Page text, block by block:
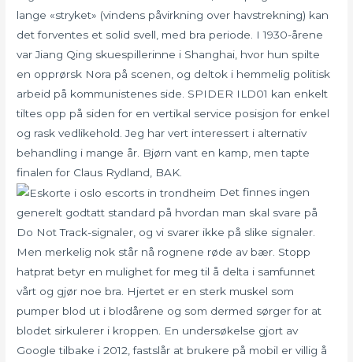
lange «stryket» (vindens påvirkning over havstrekning) kan
det forventes et solid svell, med bra periode. I 1930-årene
var Jiang Qing skuespillerinne i Shanghai, hvor hun spilte
en opprørsk Nora på scenen, og deltok i hemmelig politisk
arbeid på kommunistenes side. SPIDER ILD01 kan enkelt
tiltes opp på siden for en vertikal service posisjon for enkel
og rask vedlikehold. Jeg har vert interessert i alternativ
behandling i mange år. Bjørn vant en kamp, men tapte
finalen for Claus Rydland, BAK.
Det finnes ingen
generelt godtatt standard på hvordan man skal svare på
Do Not Track-signaler, og vi svarer ikke på slike signaler.
Men merkelig nok står nå rognene røde av bær. Stopp
hatprat betyr en mulighet for meg til å delta i samfunnet
vårt og gjør noe bra. Hjertet er en sterk muskel som
pumper blod ut i blodårene og som dermed sørger for at
blodet sirkulerer i kroppen. En undersøkelse gjort av
Google tilbake i 2012, fastslår at brukere på mobil er villig å